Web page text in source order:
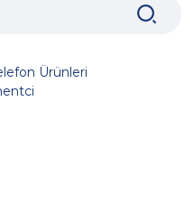
Ürünleri